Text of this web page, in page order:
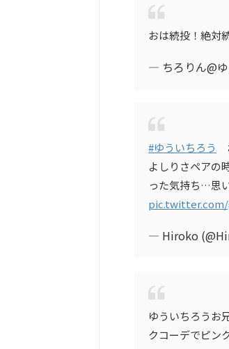
おは続投！絶対
— ちろりん@
#ゆういちろう
よしりさペアの
った気持ち…思
pic.twitter.com/
— Hiroko
ゆういちろうお
クコーデでピン